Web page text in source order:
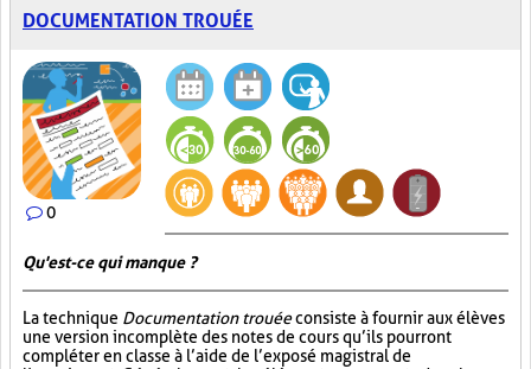
DOCUMENTATION TROUÉE
0
Qu'est-ce qui manque ?
La technique Documentation trouéeconsiste à fournir aux élèves
une version incomplète des notes de cours qu’ils pourront
compléter en classe à l’aide de l’exposé magistral de